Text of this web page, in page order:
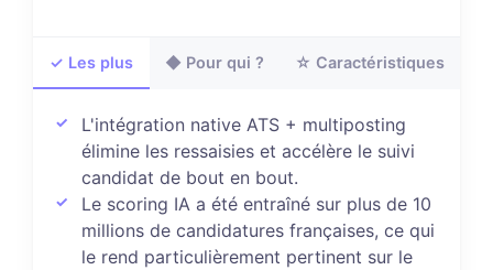
✓ Les plus ◆ Pour qui ? ☆ Caractéristiques
L'intégration native ATS + multiposting
élimine les ressaisies et accélère le suivi
candidat de bout en bout.
Le scoring IA a été entraîné sur plus de 10
millions de candidatures françaises, ce qui
le rend particulièrement pertinent sur le